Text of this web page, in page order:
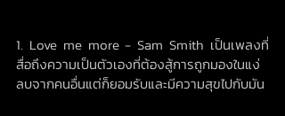
1. Love me more - Sam Smith เป็นเพลงที่
สื่อถึงความเป็นตัวเองที่ต้องสู้การถูกมองในแง่
ลบจากคนอื่นแต่ก็ยอมรับและมีความสุขไปกับมัน